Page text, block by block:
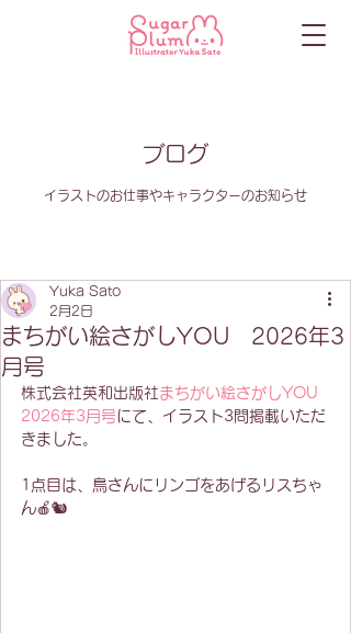
ブログ
イラストのお仕事やキャラクターのお知らせ
まちがい絵さがしYOU 2026年3
月号
Yuka Sato
2月2日
株式会社英和出版社まちがい絵さがしYOU
2026年3月号にて、イラスト3問掲載いただ
きました。
1点目は、鳥さんにリンゴをあげるリスちゃ
ん🍎🐿️